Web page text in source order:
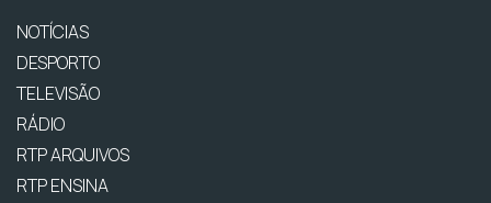
NOTÍCIAS
DESPORTO
TELEVISÃO
RÁDIO
RTP ARQUIVOS
RTP ENSINA